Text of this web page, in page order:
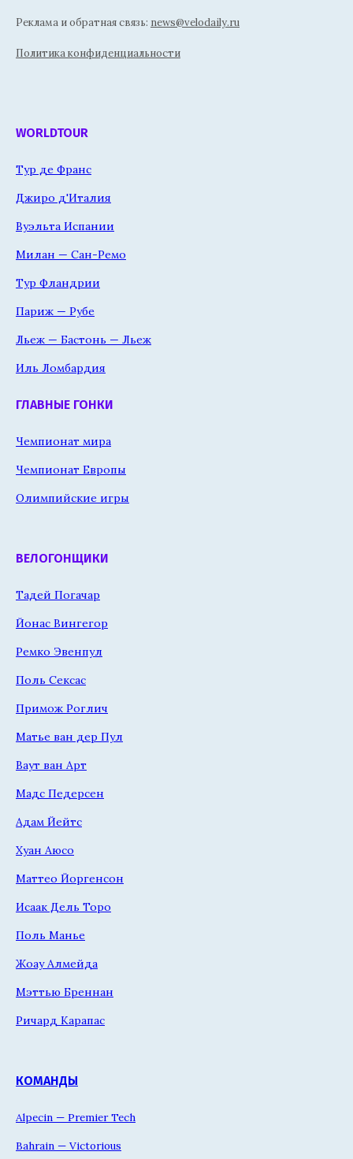
Реклама и обратная связь: news@velodaily.ru
Политика конфиденциальности
WORLDTOUR
Тур де Франс
Джиро д'Италия
Вуэльта Испании
Милан — Сан-Ремо
Тур Фландрии
Париж — Рубе
Льеж — Бастонь — Льеж
Иль Ломбардия
ГЛАВНЫЕ ГОНКИ
Чемпионат мира
Чемпионат Европы
Олимпийские игры
ВЕЛОГОНЩИКИ
Тадей Погачар
Йонас Вингегор
Ремко Эвенпул
Поль Сексас
Примож Роглич
Матье ван дер Пул
Ваут ван Арт
Мадс Педерсен
Адам Йейтс
Хуан Аюсо
Маттео Йоргенсон
Исаак Дель Торо
Поль Манье
Жоау Алмейда
Мэттью Бреннан
Ричард Карапас
КОМАНДЫ
Alpecin — Premier Tech
Bahrain — Victorious